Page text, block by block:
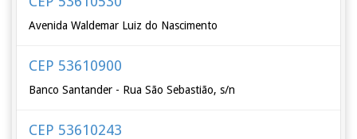
Avenida Waldemar Luiz do Nascimento
CEP 53610900
Banco Santander - Rua São Sebastião, s/n
CEP 53610243